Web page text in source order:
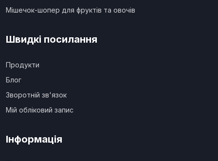
Мішечок-шопер для фруктів та овочів
Швидкі посилання
Продукти
Блог
Зворотній зв'язок
Мій обліковий запис
Інформація